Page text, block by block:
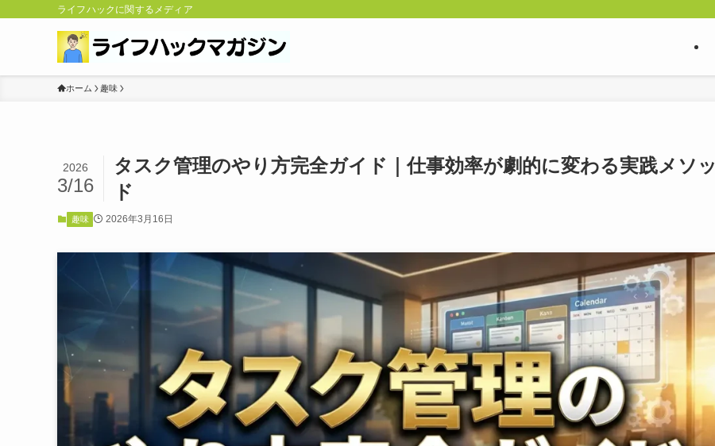
ライフハックに関するメディア
ホーム 趣味
タスク管理のやり方完全ガイド｜仕事効率が劇的に変わる実践メソッ
ド
2026
3/16
趣味 2026年3月16日